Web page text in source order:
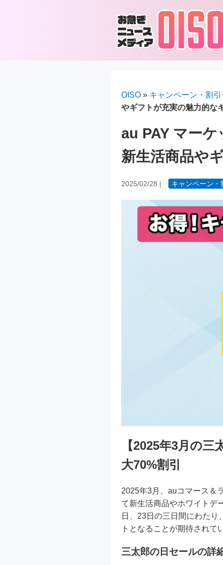
OISO » キャンペーン・割
やギフトが充実の魅力的な
au PAY マーケ
新生活商品や
2025/02/28 | キャンペーン・
【2025年3月の
大70%割引
2025年3月、auコマース＆
て新生活商品やホワイトデ
日、23日の三日間にわた
トとなることが期待されて
三太郎の日セールの詳